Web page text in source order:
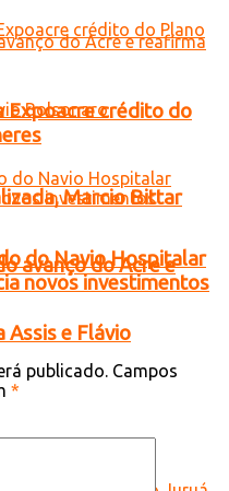
Marcio Bittar
avanço do Acre e
Assis e Flávio
Expoacre crédito do
do Navio Hospitalar
novos investimentos
publicado. Campos
*